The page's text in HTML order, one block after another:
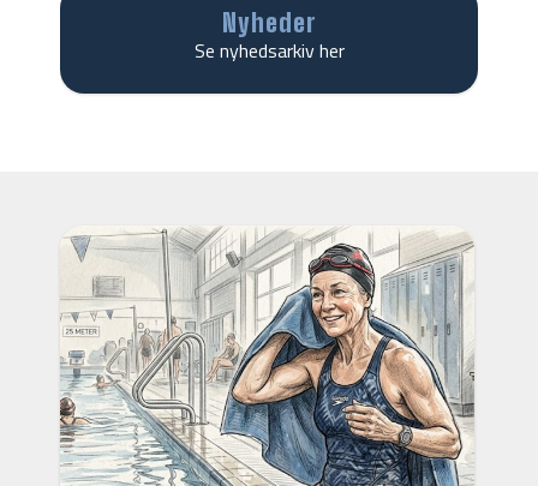
Nyheder
Se nyhedsarkiv her